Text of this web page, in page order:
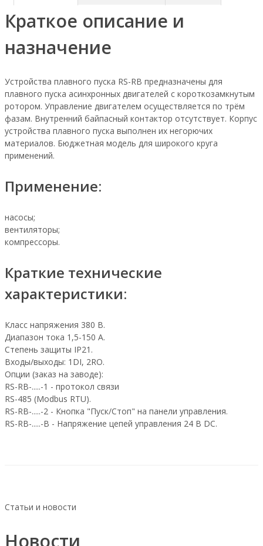
Краткое описание и
назначение
Устройства плавного пуска RS-RB предназначены для
плавного пуска асинхронных двигателей с короткозамкнутым
ротором. Управление двигателем осуществляется по трём
фазам. Внутренний байпасный контактор отсутствует. Корпус
устройства плавного пуска выполнен их негорючих
материалов. Бюджетная модель для широкого круга
применений.
Применение:
насосы;
вентиляторы;
компрессоры.
Краткие технические
характеристики:
Класс напряжения 380 В.
Диапазон тока 1,5-150 А.
Степень защиты IP21.
Входы/выходы: 1DI, 2RO.
Опции (заказ на заводе):
RS-RB-.....-1 - протокол связи
RS-485 (Modbus RTU).
RS-RB-.....-2 - Кнопка "Пуск/Стоп" на панели управления.
RS-RB-.....-В - Напряжение цепей управления 24 В DC.
Статьи и новости
Новости